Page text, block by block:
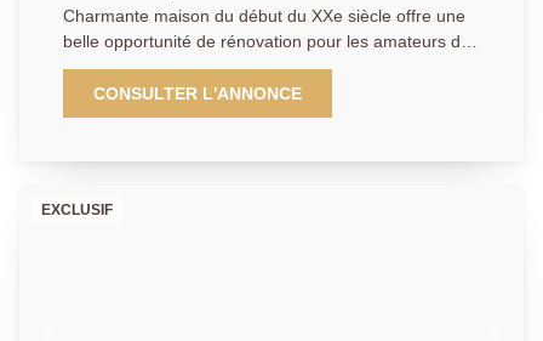
Charmante maison du début du XXe siècle offre une
belle opportunité de rénovation pour les amateurs de
charme et de projets sur mesure. Développant près
de 100 m² habitables, elle séduit par ses volumes
bien répartis, sa luminosité et ses éléments d'origine
chambre et une salle de douche . À l'étage, 2
CONSULTER L'ANNONCE
EXCLUSIF